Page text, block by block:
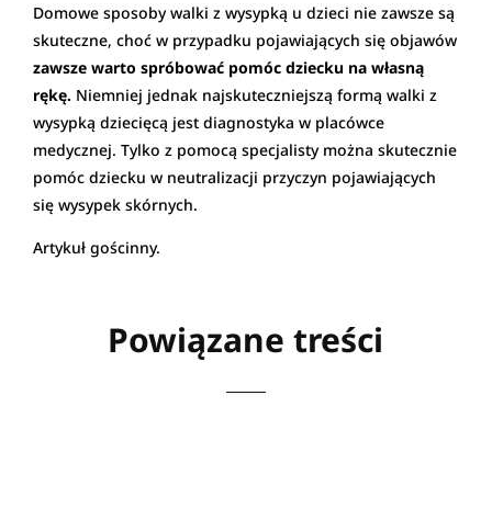
Domowe sposoby walki z wysypką u dzieci nie zawsze są
skuteczne, choć w przypadku pojawiających się objawów
zawsze warto spróbować pomóc dziecku na własną
rękę. Niemniej jednak najskuteczniejszą formą walki z
wysypką dziecięcą jest diagnostyka w placówce
medycznej. Tylko z pomocą specjalisty można skutecznie
pomóc dziecku w neutralizacji przyczyn pojawiających
się wysypek skórnych.
Artykuł gościnny.
Powiązane treści